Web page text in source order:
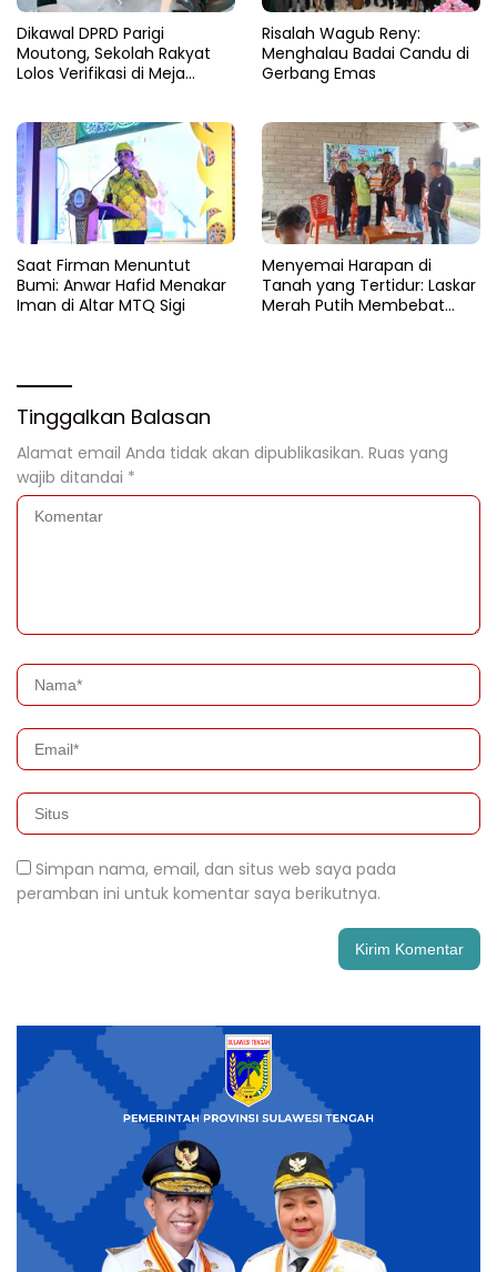
Dikawal DPRD Parigi
Moutong, Sekolah Rakyat
Lolos Verifikasi di Meja
Risalah Wagub Reny:
Menghalau Badai Candu di
Gerbang Emas
Saat Firman Menuntut
Bumi: Anwar Hafid Menakar
Iman di Altar MTQ Sigi
Menyemai Harapan di
Tanah yang Tertidur: Laskar
Merah Putih Membebat
Tinggalkan Balasan
Alamat email Anda tidak akan dipublikasikan. Ruas yang
wajib ditandai *
Simpan nama, email, dan situs web saya pada
peramban ini untuk komentar saya berikutnya.